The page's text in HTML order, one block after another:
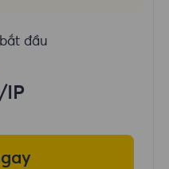
đầu
/IP